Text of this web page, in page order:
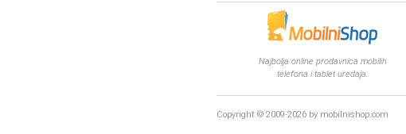
Najbolja online prodavnica mobilih
telefona i tablet uredaja.
Copyright © 2009-2026 by mobilnishop.com